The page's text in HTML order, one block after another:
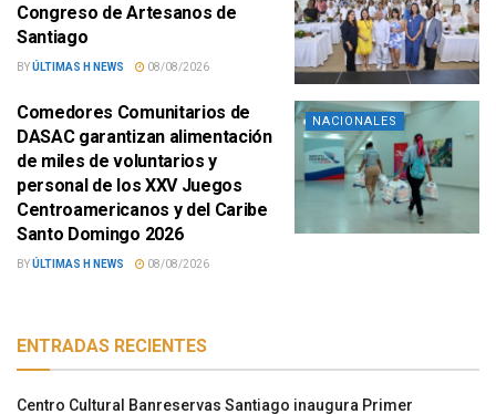
Congreso de Artesanos de
Santiago
BYÚLTIMAS H NEWS 08/08/2026
NACIONALES
Comedores Comunitarios de
DASAC garantizan alimentación
de miles de voluntarios y
personal de los XXV Juegos
Centroamericanos y del Caribe
Santo Domingo 2026
BYÚLTIMAS H NEWS 08/08/2026
ENTRADAS RECIENTES
Centro Cultural Banreservas Santiago inaugura Primer